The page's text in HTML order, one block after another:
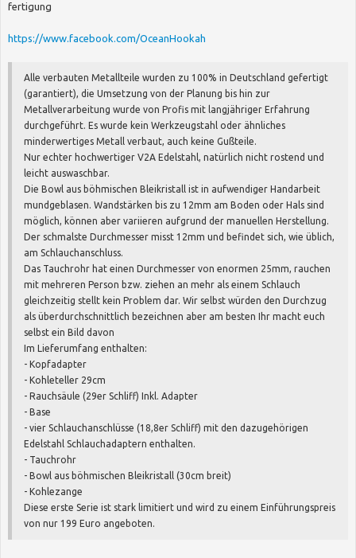
fertigung
https://www.facebook.com/OceanHookah
Alle verbauten Metallteile wurden zu 100% in Deutschland gefertigt
(garantiert), die Umsetzung von der Planung bis hin zur
Metallverarbeitung wurde von Profis mit langjähriger Erfahrung
durchgeführt. Es wurde kein Werkzeugstahl oder ähnliches
minderwertiges Metall verbaut, auch keine Gußteile.
Nur echter hochwertiger V2A Edelstahl, natürlich nicht rostend und
leicht auswaschbar.
Die Bowl aus böhmischen Bleikristall ist in aufwendiger Handarbeit
mundgeblasen. Wandstärken bis zu 12mm am Boden oder Hals sind
möglich, können aber variieren aufgrund der manuellen Herstellung.
Der schmalste Durchmesser misst 12mm und befindet sich, wie üblich,
am Schlauchanschluss.
Das Tauchrohr hat einen Durchmesser von enormen 25mm, rauchen
mit mehreren Person bzw. ziehen an mehr als einem Schlauch
gleichzeitig stellt kein Problem dar. Wir selbst würden den Durchzug
als überdurchschnittlich bezeichnen aber am besten Ihr macht euch
selbst ein Bild davon
Im Lieferumfang enthalten:
- Kopfadapter
- Kohleteller 29cm
- Rauchsäule (29er Schliff) Inkl. Adapter
- Base
- vier Schlauchanschlüsse (18,8er Schliff) mit den dazugehörigen
Edelstahl Schlauchadaptern enthalten.
- Tauchrohr
- Bowl aus böhmischen Bleikristall (30cm breit)
- Kohlezange
Diese erste Serie ist stark limitiert und wird zu einem Einführungspreis
von nur 199 Euro angeboten.